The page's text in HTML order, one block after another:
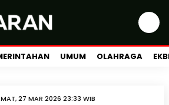
UMUM OLAHRAGA
27 MAR 2026 23:33 WIB